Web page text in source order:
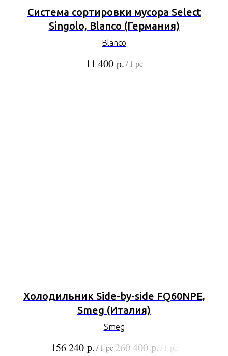
Система сортировки мусора Select
Singolo, Blanco (Германия)
Blanco
11 400 р./ 1 pc
Холодильник Side-by-side FQ60NPE,
Smeg (Италия)
Smeg
156 240 р./ 1 pc260 400 р./1 pc